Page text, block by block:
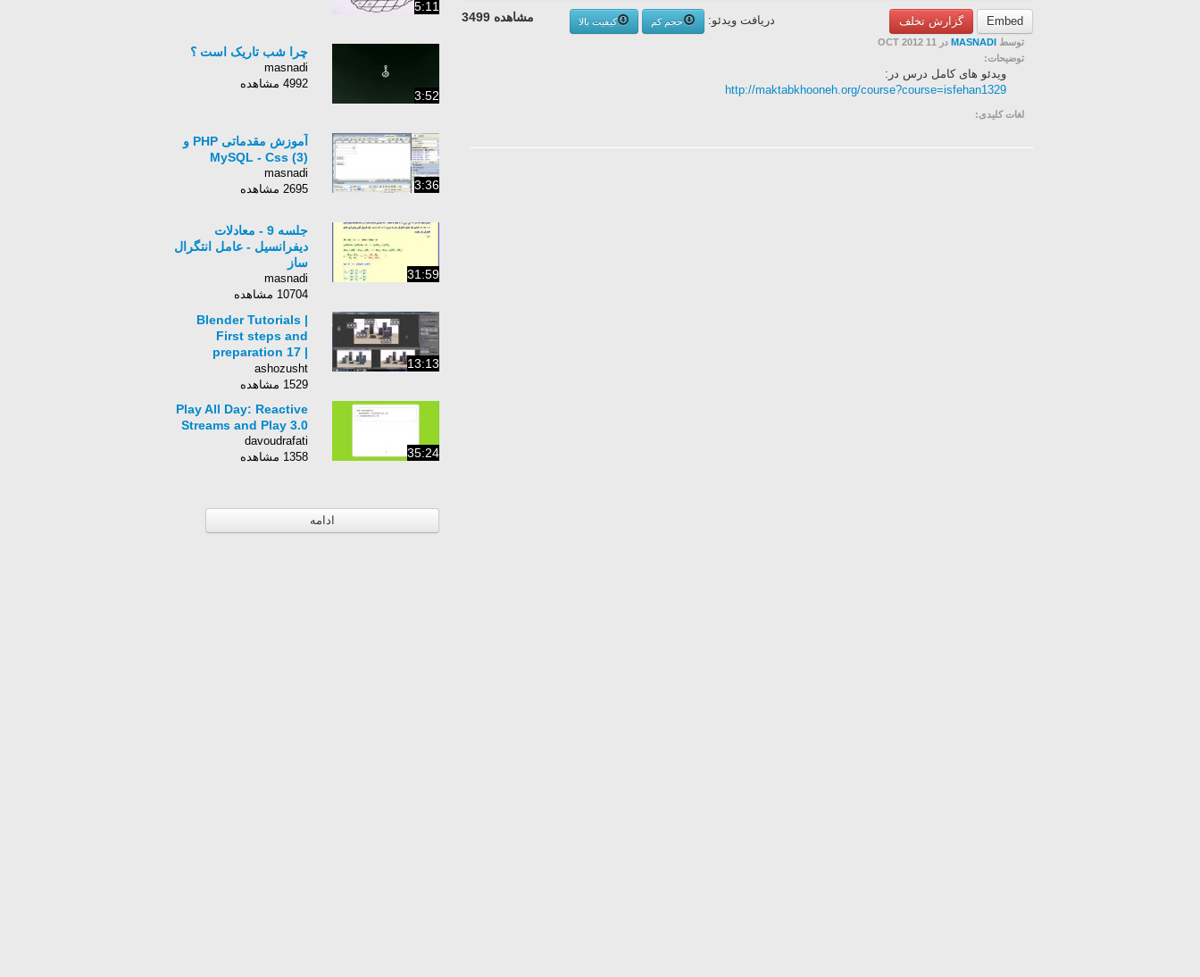
Embed گزارش تخلف مشاهده 3499 دریافت ویدئو: حجم کم
کیفیت بالا
توسط MASNADI در 11 OCT 2012
توضیحات:
ویدئو های کامل درس در:
http://maktabkhooneh.org/course?course=isfehan1329
لغات کلیدی:
5:11
3:52
چرا شب تاریک است ؟
masnadi
4992 مشاهده
3:36
آموزش مقدماتی PHP و
MySQL - Css (3)
masnadi
2695 مشاهده
31:59
جلسه 9 - معادلات
دیفرانسیل - عامل انتگرال
ساز
masnadi
10704 مشاهده
13:13
Blender Tutorials |
First steps and
preparation 17 |
Compositor 2
ashozusht
1529 مشاهده
35:24
Play All Day: Reactive
Streams and Play 3.0
davoudrafati
1358 مشاهده
ادامه